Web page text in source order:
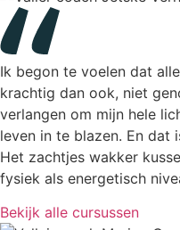
Ik begon te voelen dat
krachtig dan ook, niet
verlangen om mijn hele
leven in te blazen. En dat
Het zachtjes wakker
fysiek als energetisch
Bekijk alle cursussen